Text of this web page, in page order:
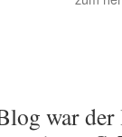
war der